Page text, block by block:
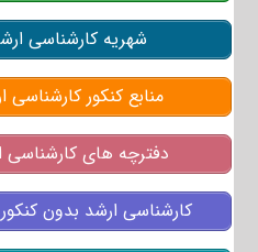
شهریه کارشناسی
منابع کنکور کارشناسی
دفترچه های کارشناسی
کارشناسی ارشد بدون